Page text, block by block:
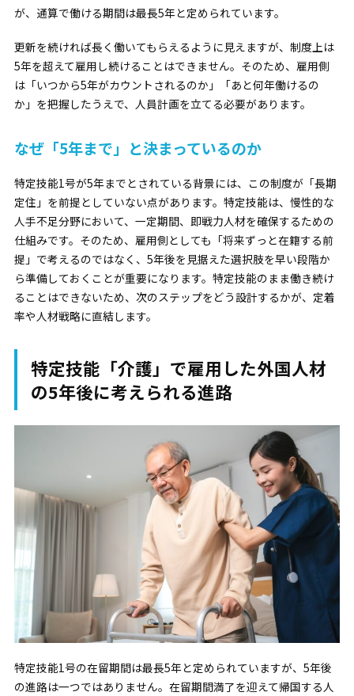
が、 通算で働ける期間は最長5年と定められています。
更新を続ければ長く働いてもらえるように見えますが、制度上は
5年を超えて雇用し続けることはできません。そのため、雇用側
は「いつから5年がカウントされるのか」「あと何年働けるの
か」を把握したうえで、人員計画を立てる必要があります。
なぜ「5年まで」と決まっているのか
特定技能1号が5年までとされている背景には、この制度が「長期
定住」を前提としていない点があります。特定技能は、慢性的な
人手不足分野において、一定期間、即戦力人材を確保するための
仕組みです。そのため、雇用側としても「将来ずっと在籍する前
提」で考えるのではなく、5年後を見据えた選択肢を早い段階か
ら準備しておくことが重要になります。特定技能のまま働き続け
ることはできないため、次のステップをどう設計するかが、定着
率や人材戦略に直結します。
特定技能「介護」で雇用した外国人材
の5年後に考えられる進路
特定技能1号の在留期間は最長5年と定められていますが、5年後
の進路は一つではありません。在留期間満了を迎えて帰国する人